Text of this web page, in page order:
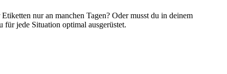
nur an manchen Tagen? Oder musst du in deinem
jede Situation optimal ausgerüstet.